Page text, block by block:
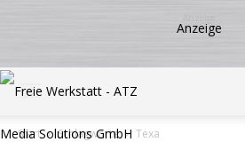
Start Schlagworte Texa